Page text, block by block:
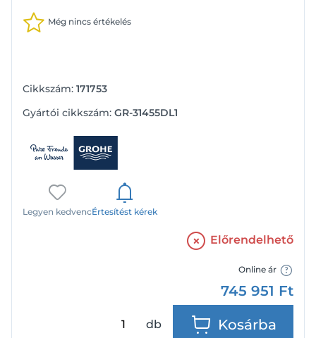
Még nincs értékelés
Cikkszám: 171753
Gyártói cikkszám: GR-31455DL1
Legyen kedvencÉrtesítést kérek
Előrendelhető
Online ár
745 951 Ft
db Kosárba